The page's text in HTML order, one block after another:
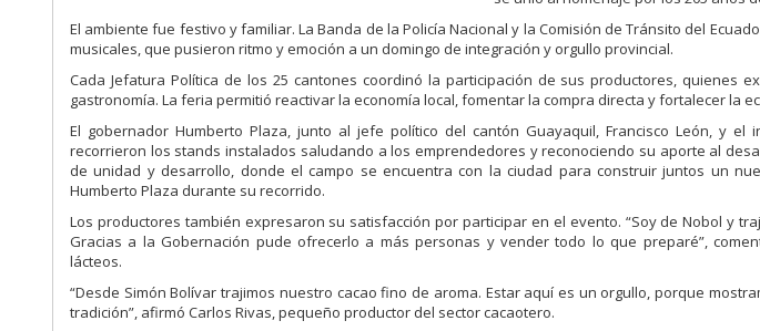
El ambiente fue festivo y familiar. La Banda de la Policía Nacional y la Comisión de Tránsito del
musicales, que pusieron ritmo y emoción a un domingo de integración y orgullo provincial.
Cada Jefatura Política de los 25 cantones coordinó la participación de sus productores, quienes
gastronomía. La feria permitió reactivar la economía local, fomentar la compra directa y fortalecer la
El gobernador Humberto Plaza, junto al jefe político del cantón Guayaquil, Francisco León, y el
recorrieron los stands instalados saludando a los emprendedores y reconociendo su aporte al
de unidad y desarrollo, donde el campo se encuentra con la ciudad para construir juntos un
Humberto Plaza durante su recorrido.
Los productores también expresaron su satisfacción por participar en el evento. “Soy de Nobol y
Gracias a la Gobernación pude ofrecerlo a más personas y vender todo lo que preparé”,
lácteos.
“Desde Simón Bolívar trajimos nuestro cacao fino de aroma. Estar aquí es un orgullo, porque
tradición”, afirmó Carlos Rivas, pequeño productor del sector cacaotero.